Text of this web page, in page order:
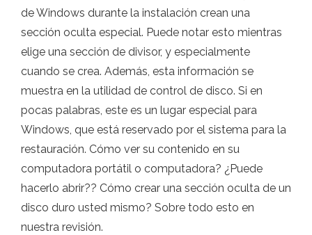
de Windows durante la instalación crean una
sección oculta especial. Puede notar esto mientras
elige una sección de divisor, y especialmente
cuando se crea. Además, esta información se
muestra en la utilidad de control de disco. Si en
pocas palabras, este es un lugar especial para
Windows, que está reservado por el sistema para la
restauración. Cómo ver su contenido en su
computadora portátil o computadora? ¿Puede
hacerlo abrir?? Cómo crear una sección oculta de un
disco duro usted mismo? Sobre todo esto en
nuestra revisión.